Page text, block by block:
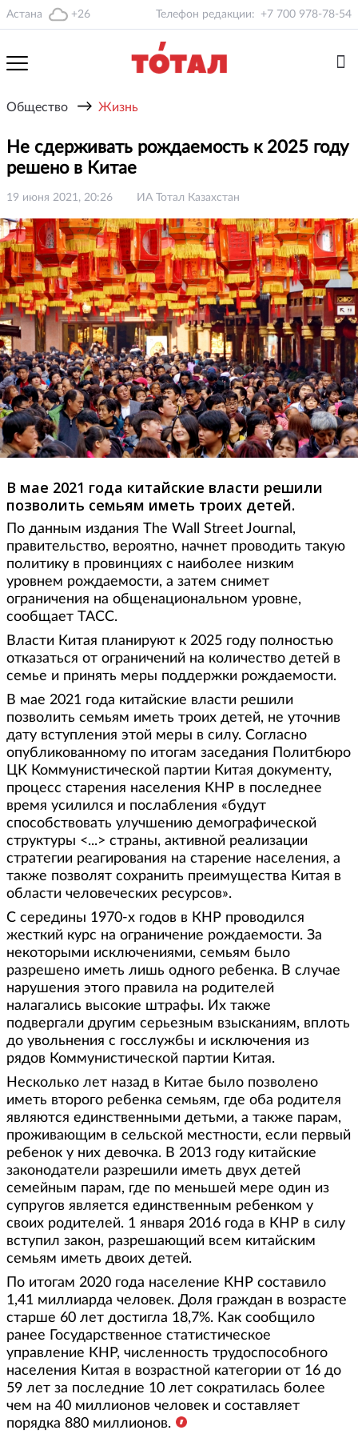
Астана +26 Телефон редакции: +7 700 978-78-54
Общество → Жизнь
Не сдерживать рождаемость к 2025 году
решено в Китае
19 июня 2021, 20:26 ИА Тотал Казахстан
В мае 2021 года китайские власти решили
позволить семьям иметь троих детей.
По данным издания The Wall Street Journal,
правительство, вероятно, начнет проводить такую
политику в провинциях с наиболее низким
уровнем рождаемости, а затем снимет
ограничения на общенациональном уровне,
сообщает ТАСС.
Власти Китая планируют к 2025 году полностью
отказаться от ограничений на количество детей в
семье и принять меры поддержки рождаемости.
В мае 2021 года китайские власти решили
позволить семьям иметь троих детей, не уточнив
дату вступления этой меры в силу. Согласно
опубликованному по итогам заседания Политбюро
ЦК Коммунистической партии Китая документу,
процесс старения населения КНР в последнее
время усилился и послабления «будут
способствовать улучшению демографической
структуры <...> страны, активной реализации
стратегии реагирования на старение населения, а
также позволят сохранить преимущества Китая в
области человеческих ресурсов».
С середины 1970-х годов в КНР проводился
жесткий курс на ограничение рождаемости. За
некоторыми исключениями, семьям было
разрешено иметь лишь одного ребенка. В случае
нарушения этого правила на родителей
налагались высокие штрафы. Их также
подвергали другим серьезным взысканиям, вплоть
до увольнения с госслужбы и исключения из
рядов Коммунистической партии Китая.
Несколько лет назад в Китае было позволено
иметь второго ребенка семьям, где оба родителя
являются единственными детьми, а также парам,
проживающим в сельской местности, если первый
ребенок у них девочка. В 2013 году китайские
законодатели разрешили иметь двух детей
семейным парам, где по меньшей мере один из
супругов является единственным ребенком у
своих родителей. 1 января 2016 года в КНР в силу
вступил закон, разрешающий всем китайским
семьям иметь двоих детей.
По итогам 2020 года население КНР составило
1,41 миллиарда человек. Доля граждан в возрасте
старше 60 лет достигла 18,7%. Как сообщило
ранее Государственное статистическое
управление КНР, численность трудоспособного
населения Китая в возрастной категории от 16 до
59 лет за последние 10 лет сократилась более
чем на 40 миллионов человек и составляет
порядка 880 миллионов.